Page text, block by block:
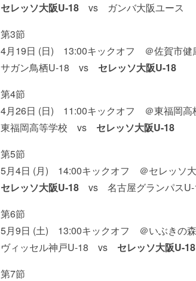
セレッソ大阪U-18 vs ガンバ大阪ユース
第3節
4月19日 (日) 13:00キックオフ ＠佐賀市健
サガン鳥栖U-18 vs セレッソ大阪U-18
第4節
4月26日 (日) 11:00キックオフ ＠東福岡高
東福岡高等学校 vs セレッソ大阪U-18
第5節
5月4日 (月) 14:00キックオフ ＠セレッソ大
セレッソ大阪U-18 vs 名古屋グランパスU-
第6節
5月9日 (土) 13:00キックオフ ＠いぶきの
ヴィッセル神戸U-18 vs セレッソ大阪U-18
第7節